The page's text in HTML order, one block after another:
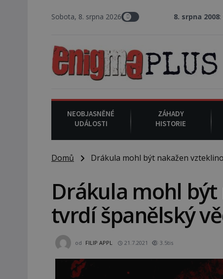
Sobota, 8. srpna 20268. srpna 2008 : Zástupce šerifa
NEOBJASNĚNÉ
UDÁLOSTI
ZÁHADY
HISTORIE
Domů Drákula mohl být nakažen
Drákula mohl
tvrdí španělský
od FILIP APPL 21.7.2021 3.5tis